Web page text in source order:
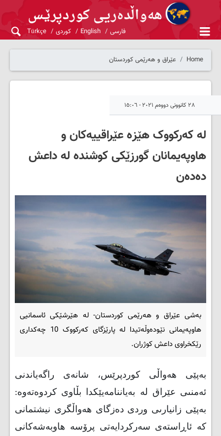
فارسی English کوردی Türkçe
Home عێراق و هەرێمی کوردستان
٢٨ کانوونی دووەم ٢٠٢١ - ١٥:٠٦
لە کەرکووک هێزە عێراقییەکان و
هاوپەیمانان گورزێکی کوشندە لە داعش
دەدەن
بەشی عێراق و هەرێمی کوردستان- له‌ هێرشێکى ئاسمانیی
هاوپه‌یمانى نێوده‌وڵه‌تیدا له‌ پارێزگاى که‌رکووک 10 چه‌کدارى
رێکخراوى داعش کوژران.
بەپێی هەواڵی کوردپرێس، شانه‌ى راگه‌یاندنى
ئه‌منىی عێراق له‌ به‌یاننامه‌یێکدا بڵاوی کردوه‌ته‌وه‌:
به‌پێى زانیارىی وردى ده‌زگاى هه‌واڵگرى نیشتمانى
که‌ ئاڕاسته‌ى سه‌رکردایه‌تى پرۆسه‌ هاوبه‌شه‌کانى